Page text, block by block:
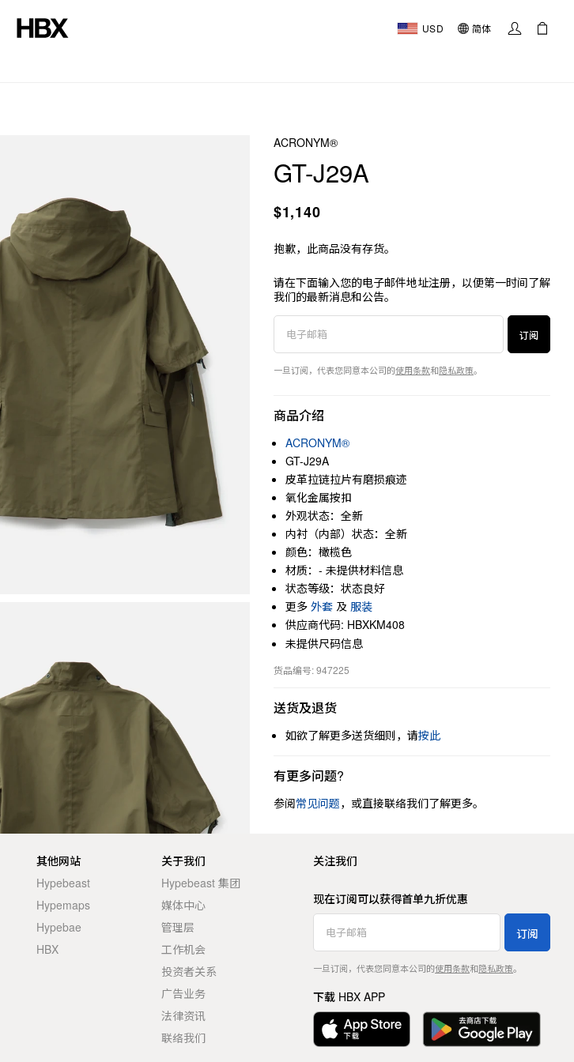
USD 简体
ACRONYM®
GT-J29A
$1,140
抱歉，此商品没有存货。
请在下面输入您的电子邮件地址注册，以便第一时间了解
我们的最新消息和公告。
订阅
一旦订阅，代表您同意本公司的使用条款和隐私政策。
商品介绍
ACRONYM®
GT-J29A
皮革拉链拉片有磨损痕迹
氧化金属按扣
外观状态：全新
内衬（内部）状态：全新
颜色：橄榄色
材质：- 未提供材料信息
状态等级：状态良好
更多 外套 及 服装
供应商代码: HBXKM408
未提供尺码信息
货品编号: 947225
送货及退货
如欲了解更多送货细则，请按此
有更多问题?
参阅常见问题，或直接联络我们了解更多。
其他网站
Hypebeast
Hypemaps
Hypebae
HBX
关于我们
Hypebeast 集团
媒体中心
管理层
工作机会
投资者关系
广告业务
法律资讯
联络我们
关注我们
现在订阅可以获得首单九折优惠
订阅
一旦订阅，代表您同意本公司的使用条款和隐私政策。
下载 HBX APP